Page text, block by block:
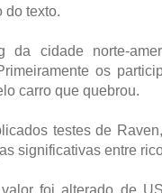
do texto.
da cidade norte-
os
carro que quebrou.
testes de
significativas entre
foi alterado de